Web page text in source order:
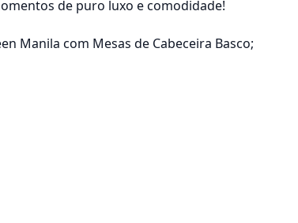
de puro luxo e comodidade!
Manila com Mesas de Cabeceira Basco;